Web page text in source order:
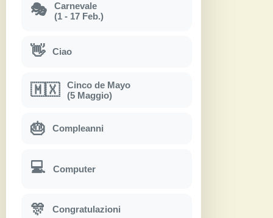
🎭
Carnevale
(1 - 17 Feb.)
👋 Ciao
🇲🇽
Cinco de Mayo
(5 Maggio)
🎂 Compleanni
💻 Computer
🎊 Congratulazioni